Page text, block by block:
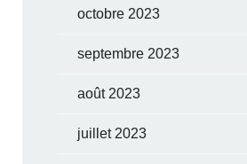
octobre 2023
septembre 2023
août 2023
juillet 2023